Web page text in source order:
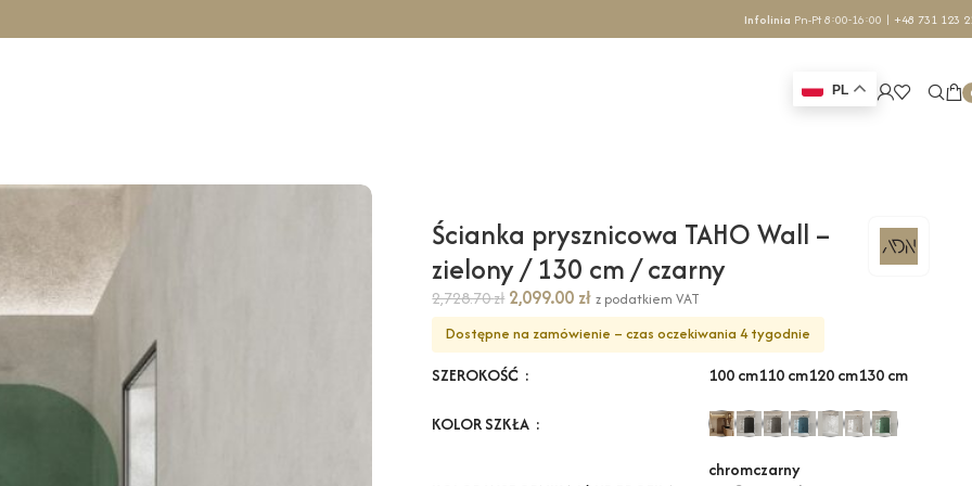
Infolinia Pn-Pt 8:00-16:00 | +48 731 123
PL
Ścianka prysznicowa TAHO Wall –
zielony / 130 cm / czarny
2,728.70zł 2,099.00 zł z podatkiem VAT
Dostępne na zamówienie – czas oczekiwania 4 tygodnie
SZEROKOŚĆ 100 cm110 cm120 cm130 cm
KOLOR SZKŁA
chromczarny